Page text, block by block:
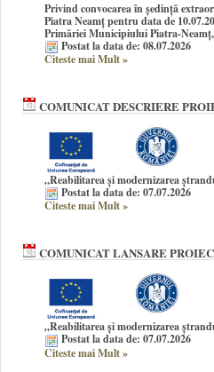
Privind convocarea în şedinţă
Piatra Neamţ pentru data de
Primăriei Municipiului Piatra-
Postat la data de: 08.07.2026
Citeste mai Mult»
COMUNICAT DESCRIERE
„Reabilitarea și modernizarea
Postat la data de: 07.07.2026
Citeste mai Mult»
COMUNICAT LANSARE
„Reabilitarea și modernizarea
Postat la data de: 07.07.2026
Citeste mai Mult»